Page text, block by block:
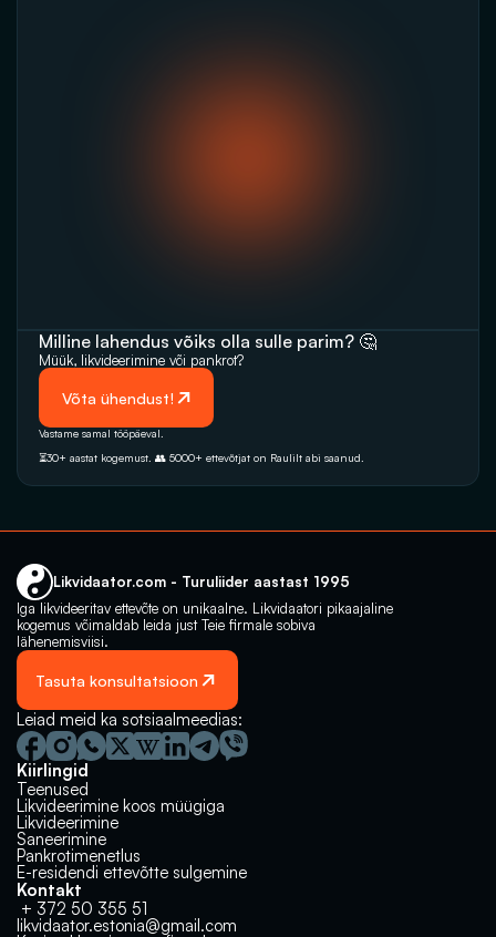
Milline lahendus võiks olla sulle parim? 🤔
Müük, likvideerimine‬‭ või pankrot?
Võta ühendust!
Vastame samal tööpäeval.
⏳30+ aastat kogemust. 👥 5000+‭ ettevõtjat on Raulilt abi saanud.‬
Likvidaator.com - Turuliider aastast 1995
Iga likvideeritav ettevõte on unikaalne. Likvidaatori pikaajaline
kogemus võimaldab leida just Teie firmale sobiva
lähenemisviisi.
Tasuta konsultatsioon
Leiad meid ka sotsiaalmeedias:
Kiirlingid
Teenused
Likvideerimine koos müügiga
Likvideerimine
Saneerimine
Pankrotimenetlus
E-residendi ettevõtte sulgemine
Kontakt
+ 372 50 355 51
likvidaator.estonia@gmail.com